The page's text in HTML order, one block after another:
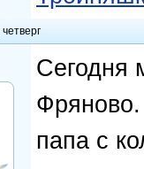
Сегодня
папа с